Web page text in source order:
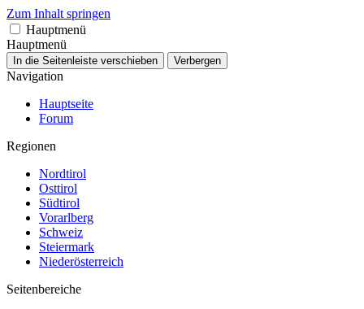
Zum Inhalt springen
Hauptmenü
Hauptmenü
In die Seitenleiste verschieben Verbergen
Navigation
Hauptseite
Forum
Regionen
Nordtirol
Osttirol
Südtirol
Vorarlberg
Schweiz
Steiermark
Niederösterreich
Seitenbereiche